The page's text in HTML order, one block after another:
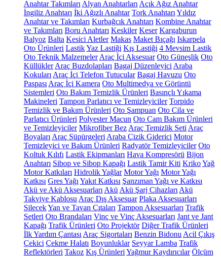
Anahtar Takımları Alyan Anahtarları Açık Ağız Anahtar
İngiliz Anahtarı İki Ağızlı Anahtar Tork Anahtarı Yıldız
Anahtar ve Takımları Kurbağcık Anahtarı Kombine Anahtar
ve Takımları Boru Anahtarı Keskiler Keser Kargaburun
Balyoz Balta Kesici Aletler Makas Maket Bıçağı Iskarpela
Oto Ürünleri LastikYaz Lastiği Kış Lastiği 4 Mevsim Lastik
Oto Teknik Malzemeler Araç İçi Aksesuar Oto Güneşlik Oto
Küllükler Araç Buzdolapları Bagaj Düzenleyici Araba
Kokuları Araç İçi Telefon Tutucular Bagaj Havuzu Oto
Paspası Araç İçi Kamera Oto Multimedya ve Görüntü
Sistemleri Oto Bakım Temizlik Ürünleri Basınçlı Yıkama
Makineleri Tampon Parlatıcı ve Temizleyiciler Torpido
Temizlik ve Bakım Ürünleri Oto Şampuan Oto Cila ve
Parlatıcı Ürünleri Polyester Macun Oto Cam Bakım Ürünleri
ve Temizleyiciler Mikrofiber Bez Araç Temizlik Seti Araç
Boyaları Araç Süpürgeleri Araba Çizik Giderici Motor
Temizleyici ve Bakım Ürünleri Radyatör Temizleyiciler Oto
Koltuk Kılıfı Lastik Ekipmanları Hava Kompresörü Bijon
Anahtarı Sibop ve Sibop Kapağı Lastik Tamir Kiti KrikoYağ
Motor Katkıları Hidrolik Yağlar Motor Yağı Motor Yağı
Katkısı Gres Yağı Yakıt Katkısı Şanzıman Yağı ve Katkısı
Akü ve Akü Aksesuarları Akü Akü Şarj Cihazları Akü
Takviye Kablosu Araç Dış Aksesuar Plaka Aksesuarları
SilecekYan ve Tavan Çıtaları Tampon Aksesuarları Trafik
Setleri Oto Brandaları Vinç ve Vinç Aksesuarları Jant ve Jant
Kapağı Trafik Ürünleri Oto Projektör Diğer Trafik Ürünleri
İlk Yardım Çantası Araç Sigortaları Benzin Bidonu Acil Çıkış
Çekici Çekme Halatı Boyunluklar Seyyar Lamba Trafik
Reflektörleri Takoz Kış Ürünleri Yağmur Kaydırıcılar Ölçüm